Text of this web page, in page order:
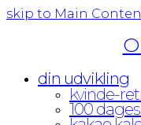
skip to Main
din udvikling
kvinde-
100